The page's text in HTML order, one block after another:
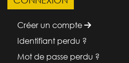
Créer un compte
Identifiant perdu ?
Mot de passe perdu ?